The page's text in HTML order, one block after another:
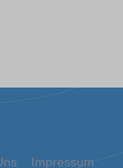
Impressum